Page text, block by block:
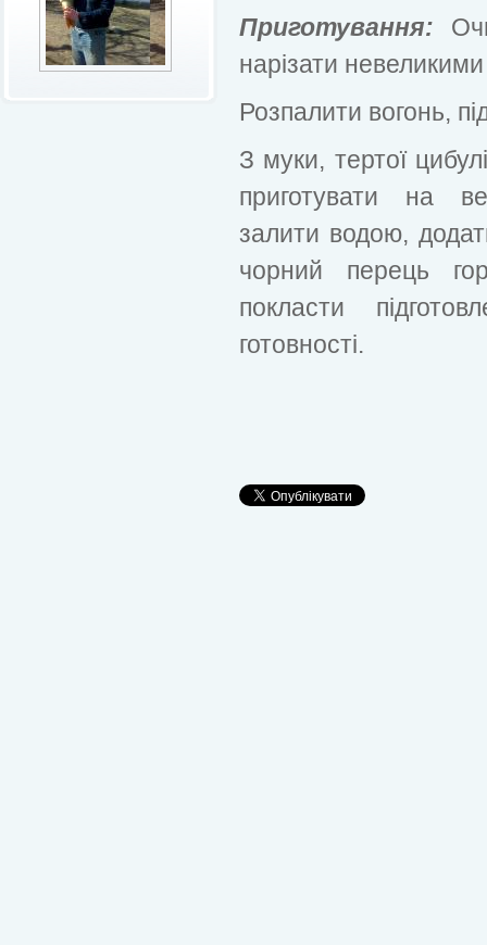
Приготування:
нарізати
Розпалити вогонь,
З муки, тертої
приготувати на
залити водою,
чорний перець
покласти
готовності.